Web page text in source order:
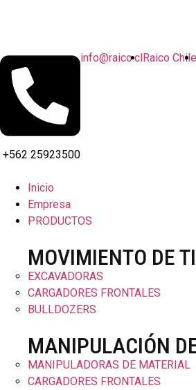
+562 25923500
info@raico.clRaico Chile
Inicio
Empresa
PRODUCTOS
MOVIMIENTO DE
EXCAVADORAS
CARGADORES FRONTALES
BULLDOZERS
MANIPULACIÓN
MANIPULADORAS DE MATERIAL
CARGADORES FRONTALES